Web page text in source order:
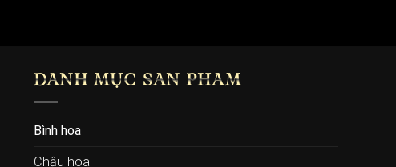
DANH MỤC SẢN PHẨM
Bình hoa
Chậu hoa